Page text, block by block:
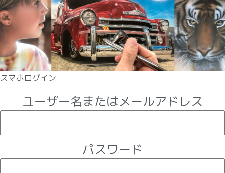
スマホログイン
ユーザー名またはメールアドレス
パスワード